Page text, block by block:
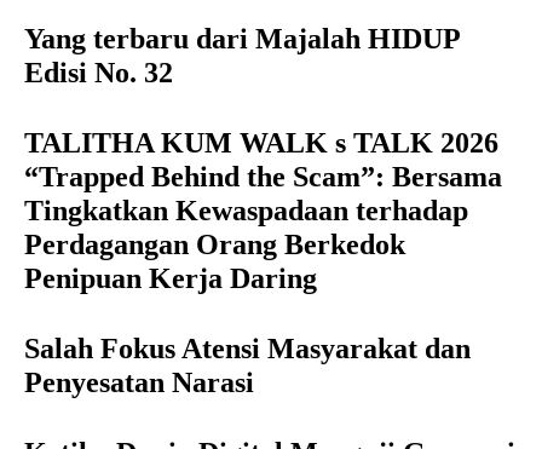
Yang terbaru dari Majalah HIDUP
Edisi No. 32
TALITHA KUM WALK s TALK 2026
“Trapped Behind the Scam”: Bersama
Tingkatkan Kewaspadaan terhadap
Perdagangan Orang Berkedok
Penipuan Kerja Daring
Salah Fokus Atensi Masyarakat dan
Penyesatan Narasi